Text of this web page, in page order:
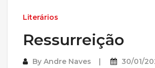
Literários
Ressurreição
By Andre Naves 30/01/